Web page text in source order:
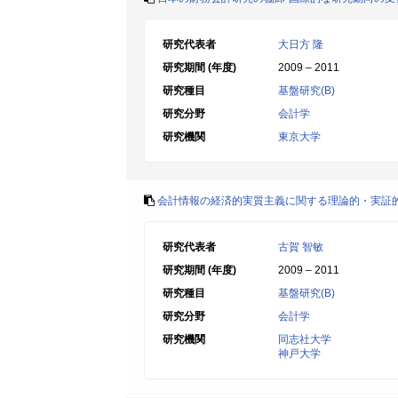
研究代表者
大日方 隆
研究期間 (年度)
2009 – 2011
研究種目
基盤研究(B)
研究分野
会計学
研究機関
東京大学
会計情報の経済的実質主義に関する理論的・実証
研究代表者
古賀 智敏
研究期間 (年度)
2009 – 2011
研究種目
基盤研究(B)
研究分野
会計学
研究機関
同志社大学
神戸大学